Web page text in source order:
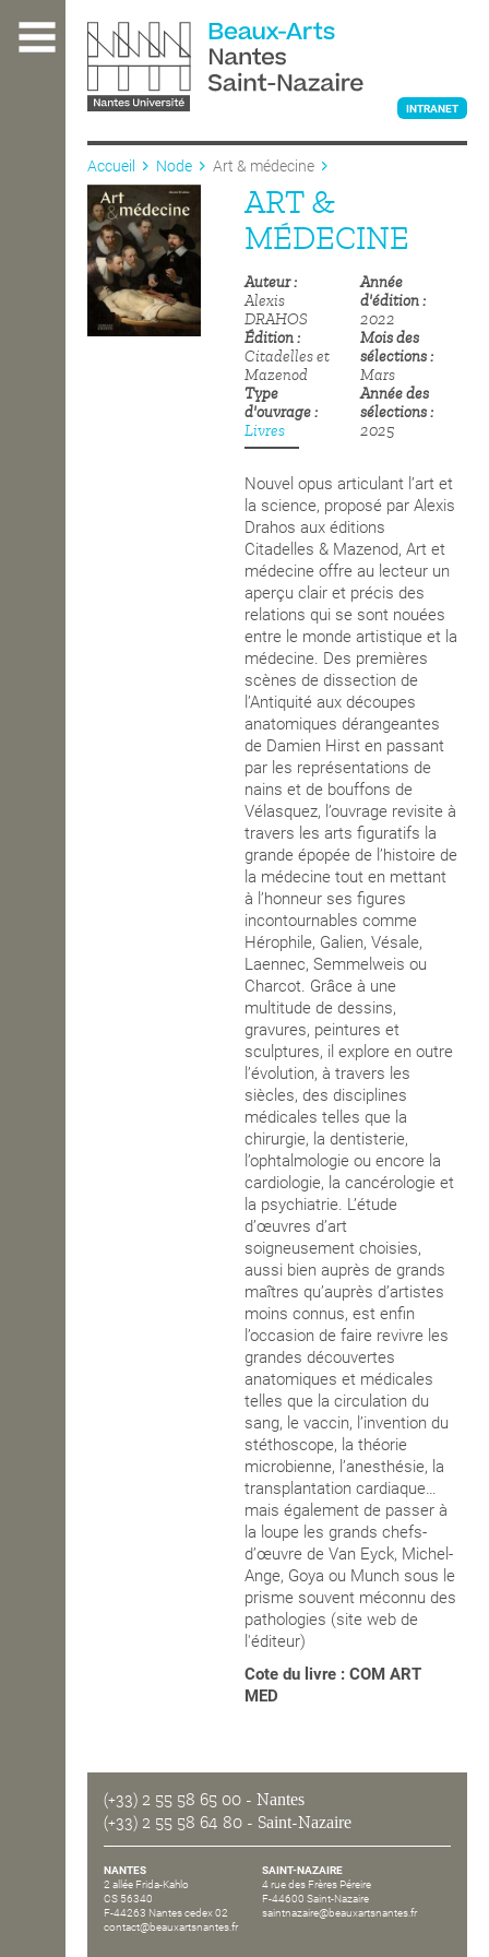
contenu
L'ÉCOLE
ENSEIGNEMENT
INTRANET
Accueil Node Art & médecine
ART &
MÉDECINE
Auteur
Alexis
DRAHOS
Édition
Citadelles et
Mazenod
Type
d'ouvrage
Livres
Année
d'édition
2022
Mois des
sélections
Mars
Année des
sélections
2025
Nouvel opus articulant l’art et
la science, proposé par Alexis
Drahos aux éditions
Citadelles & Mazenod, Art et
médecine offre au lecteur un
aperçu clair et précis des
relations qui se sont nouées
entre le monde artistique et la
médecine. Des premières
scènes de dissection de
l’Antiquité aux découpes
anatomiques dérangeantes
de Damien Hirst en passant
par les représentations de
nains et de bouffons de
Vélasquez, l’ouvrage revisite à
travers les arts figuratifs la
grande épopée de l’histoire de
la médecine tout en mettant
à l’honneur ses figures
incontournables comme
Hérophile, Galien, Vésale,
Laennec, Semmelweis ou
Charcot. Grâce à une
multitude de dessins,
gravures, peintures et
sculptures, il explore en outre
l’évolution, à travers les
siècles, des disciplines
médicales telles que la
chirurgie, la dentisterie,
l’ophtalmologie ou encore la
cardiologie, la cancérologie et
la psychiatrie. L’étude
d’œuvres d’art
soigneusement choisies,
aussi bien auprès de grands
maîtres qu’auprès d’artistes
moins connus, est enfin
l’occasion de faire revivre les
grandes découvertes
anatomiques et médicales
telles que la circulation du
sang, le vaccin, l’invention du
stéthoscope, la théorie
microbienne, l’anesthésie, la
transplantation cardiaque…
mais également de passer à
la loupe les grands chefs-
d’œuvre de Van Eyck, Michel-
Ange, Goya ou Munch sous le
prisme souvent méconnu des
pathologies (site web de
l'éditeur)
Cote du livre : COM ART
MED
(+33) 2 55 58 65 00 - Nantes
(+33) 2 55 58 64 80 - Saint-Nazaire
NANTES
2 allée Frida-Kahlo
CS 56340
F-44263 Nantes cedex 02
contact@beauxartsnantes.fr
SAINT-NAZAIRE
4 rue des Frères Péreire
F-44600 Saint-Nazaire
saintnazaire@beauxartsnantes.fr